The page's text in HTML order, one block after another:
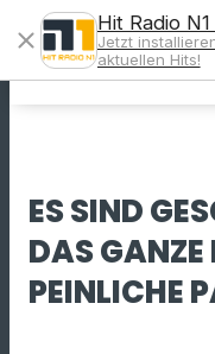
ES SIND
DAS GANZE
PEINLICHE
close
Hit Radio
Jetzt
aktuellen Hits!